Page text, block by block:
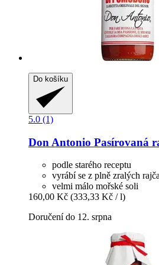
Do košíku
5.0 (1)
Don Antonio Pasírovaná
podle starého receptu
vyrábí se z plně zralých
velmi málo mořské soli
160,00 Kč (333,33 Kč / l)
Doručení do 12. srpna